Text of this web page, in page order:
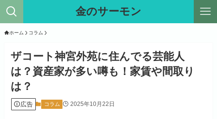
金のサーモン
ホーム コラム
ザコート神宮外苑に住んでる芸能人
は？資産家が多い噂も！家賃や間取り
は？
広告 コラム 2025年10月22日